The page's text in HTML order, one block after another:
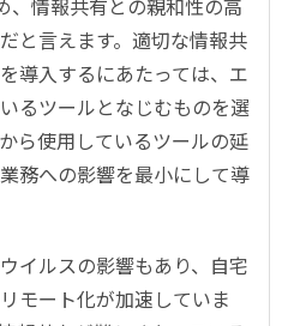
、情報共有との親和性の高
と言えます。適切な情報共
導入するにあたっては、エ
るツールとなじむものを選
ら使用しているツールの延
務への影響を最小にして導
イルスの影響もあり、自宅
モート化が加速していま